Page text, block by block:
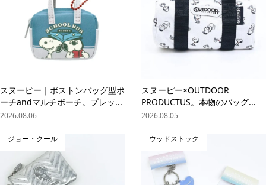
スヌーピー｜ボストンバッグ型ポ
ーチandマルチポーチ。プレッ...
2026.08.06
スヌーピー×OUTDOOR
PRODUCTUS。本物のバッグ...
2026.08.05
ジョー・クール ウッドストック